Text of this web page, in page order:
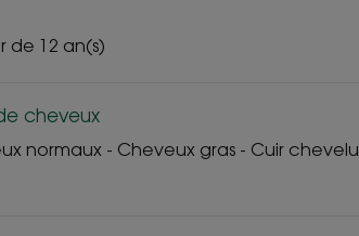
de 12 an(s)
cheveux
normaux - Cheveux gras - Cuir chevelu